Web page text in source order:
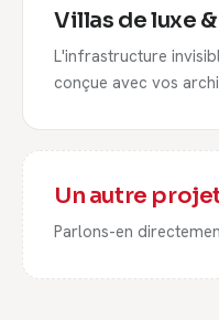
Villas de luxe
L'infrastructure
conçue avec vos
Un autre
Parlons-en